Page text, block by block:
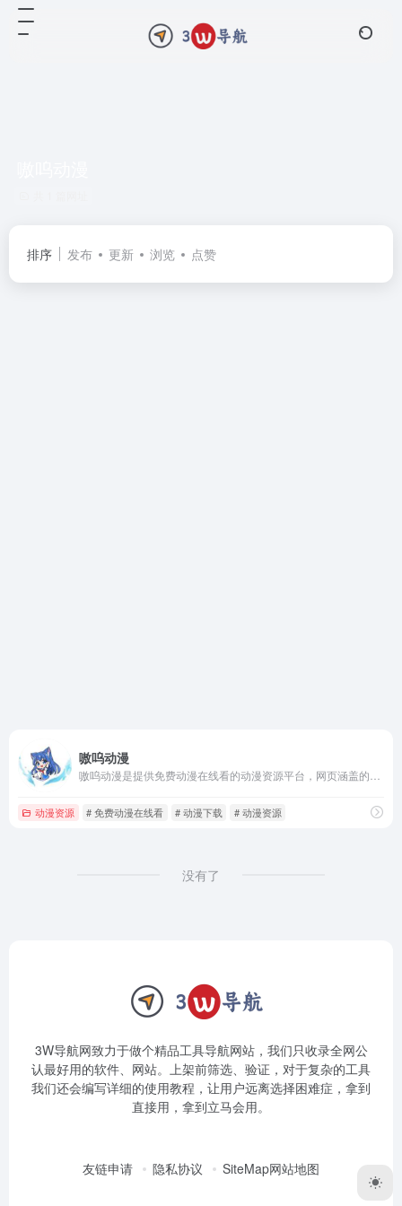
排序 发布 更新 浏览 点赞
嗷呜动漫
动漫资源 # 免费动漫在线看 # 动漫下载 # 动漫资源
没有了
3W导航网致力于做个精品工具导航网站，我们只收录全网公
认最好用的软件、网站。上架前筛选、验证，对于复杂的工具
我们还会编写详细的使用教程，让用户远离选择困难症，拿到
直接用，拿到立马会用。
友链申请 隐私协议 SiteMap网站地图